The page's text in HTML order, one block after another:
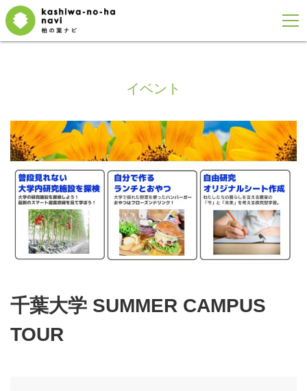
イベント
千葉大学 SUMMER CAMPUS
TOUR